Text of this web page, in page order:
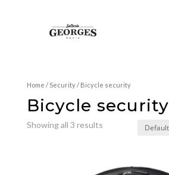
Home / Security/ Bicycle security
Bicycle security
Showing all 3 results